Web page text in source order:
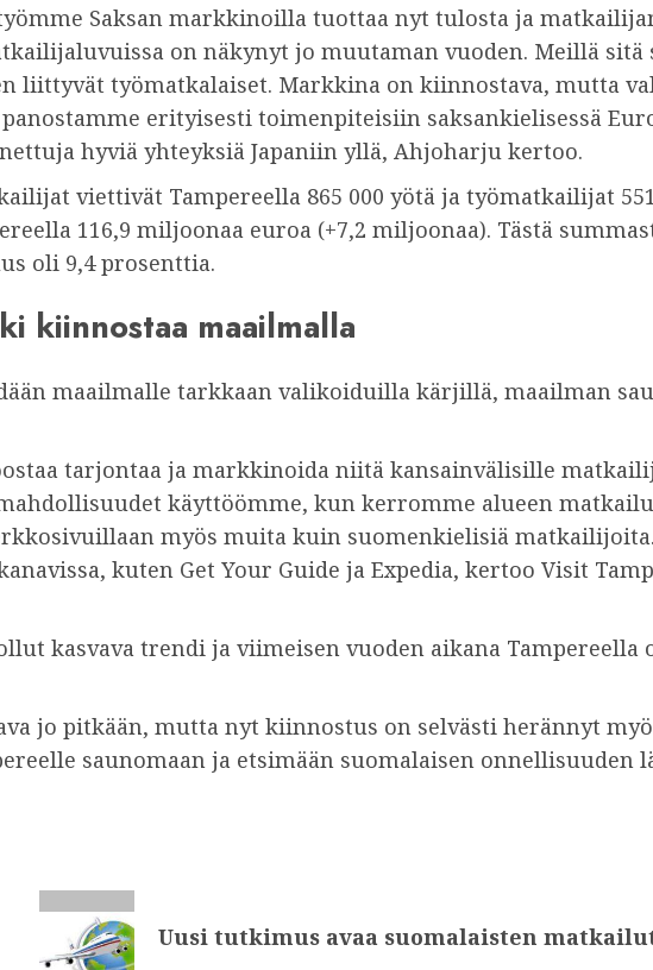
Saksan markkinoilla tuottaa nyt tulosta ja
on näkynyt jo muutaman vuoden. Meillä
liittyvät työmatkalaiset. Markkina on kiinnostava, mutta
erityisesti toimenpiteisiin saksankielisessä
hyviä yhteyksiä Japaniin yllä, Ahjoharju kertoo.
viettivät Tampereella 865 000 yötä ja työmatkailijat
116,9 miljoonaa euroa (+7,2 miljoonaa). Tästä
oli 9,4 prosenttia.
kiinnostaa maailmalla
maailmalle tarkkaan valikoiduilla kärjillä, maailman
tarjontaa ja markkinoida niitä kansainvälisille
käyttöömme, kun kerromme alueen
myös muita kuin suomenkielisiä
kuten Get Your Guide ja Expedia, kertoo Visit
kasvava trendi ja viimeisen vuoden aikana
jo pitkään, mutta nyt kiinnostus on selvästi herännyt
saunomaan ja etsimään suomalaisen onnellisuuden
Uusi tutkimus avaa suomalaisten